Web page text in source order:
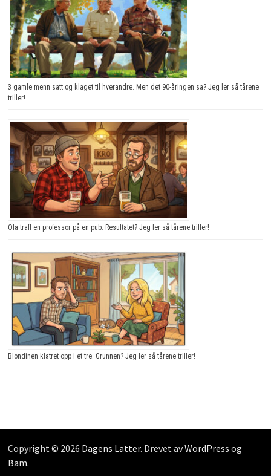
3 gamle menn satt og klaget til hverandre. Men det 90-åringen sa? Jeg ler så tårene
triller!
Ola traff en professor på en pub. Resultatet? Jeg ler så tårene triller!
Blondinen klatret opp i et tre. Grunnen? Jeg ler så tårene triller!
Copyright © 2026 Dagens Latter. Drevet avWordPress og
Bam.